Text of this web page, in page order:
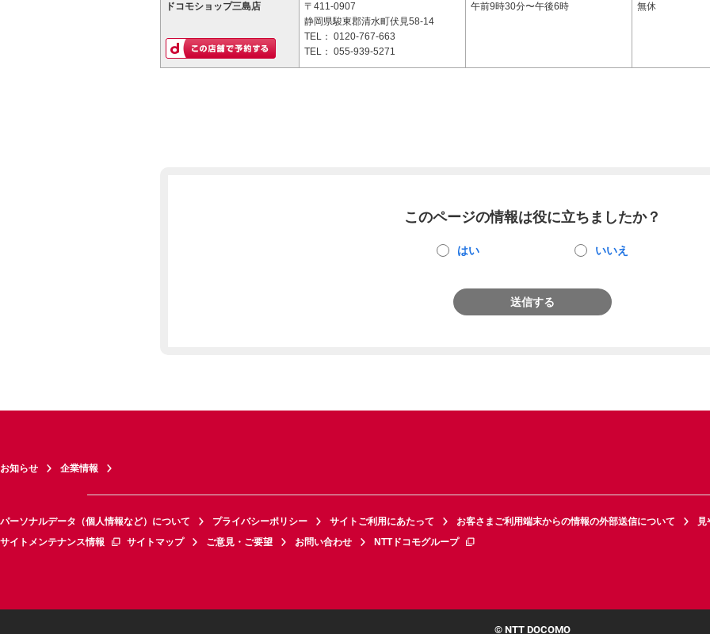
ドコモショップ三島店
〒411-0907
静岡県駿東郡清水町伏見58-14
TEL： 0120-767-663
TEL： 055-939-5271
午前9時30分〜午後6時 無休
このページの情報は役に立ちましたか？
はい いいえ
送信する
お知らせ 企業情報
パーソナルデータ（個人情報など）について プライバシーポリシー サイトご利用にあたって お客さまご利用端末からの情報の外部送信について
見
サイトメンテナンス情報
サイトマップ ご意見・ご要望 お問い合わせ NTTドコモグループ
© NTT DOCOMO